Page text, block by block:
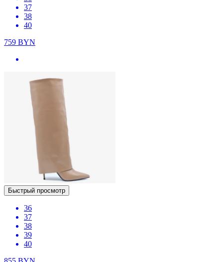
37
38
40
759 BYN
Быстрый просмотр
36
37
38
39
40